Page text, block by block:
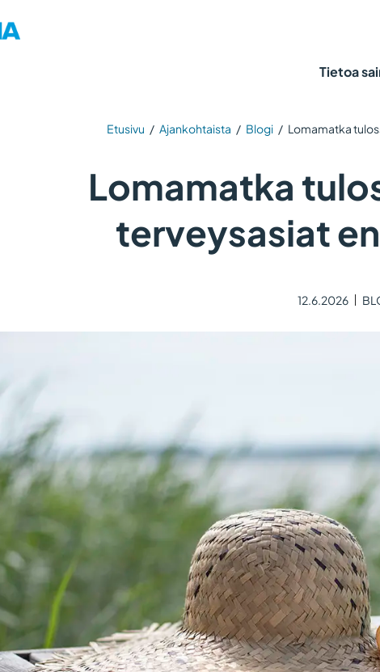
Tietoa
Etusivu / Ajankohtaista / Blogi / Lomamatka
Lomamatka
terveysasiat
12.6.2026